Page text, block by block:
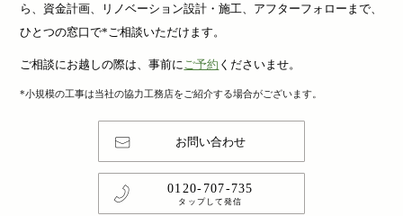
ら、資金計画、リノベーション設計・施工、アフターフォローまで、
ひとつの窓口で*ご相談いただけます。
ご相談にお越しの際は、事前にご予約 くださいませ。
*小規模の工事は当社の協力工務店をご紹介する場合がございます。
お問い合わせ
0120-707-735
タップして発信